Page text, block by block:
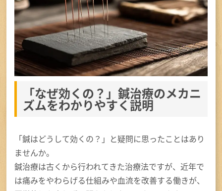
「なぜ効くの？」鍼治療のメカニ
ズムをわかりやすく説明
「鍼はどうして効くの？」と疑問に思ったことはあり
ませんか。
鍼治療は古くから行われてきた治療法ですが、近年で
は痛みをやわらげる仕組みや血流を改善する働きが、
料金
初めての方へ
アクセス
お問い合せ・ご予約
TEL